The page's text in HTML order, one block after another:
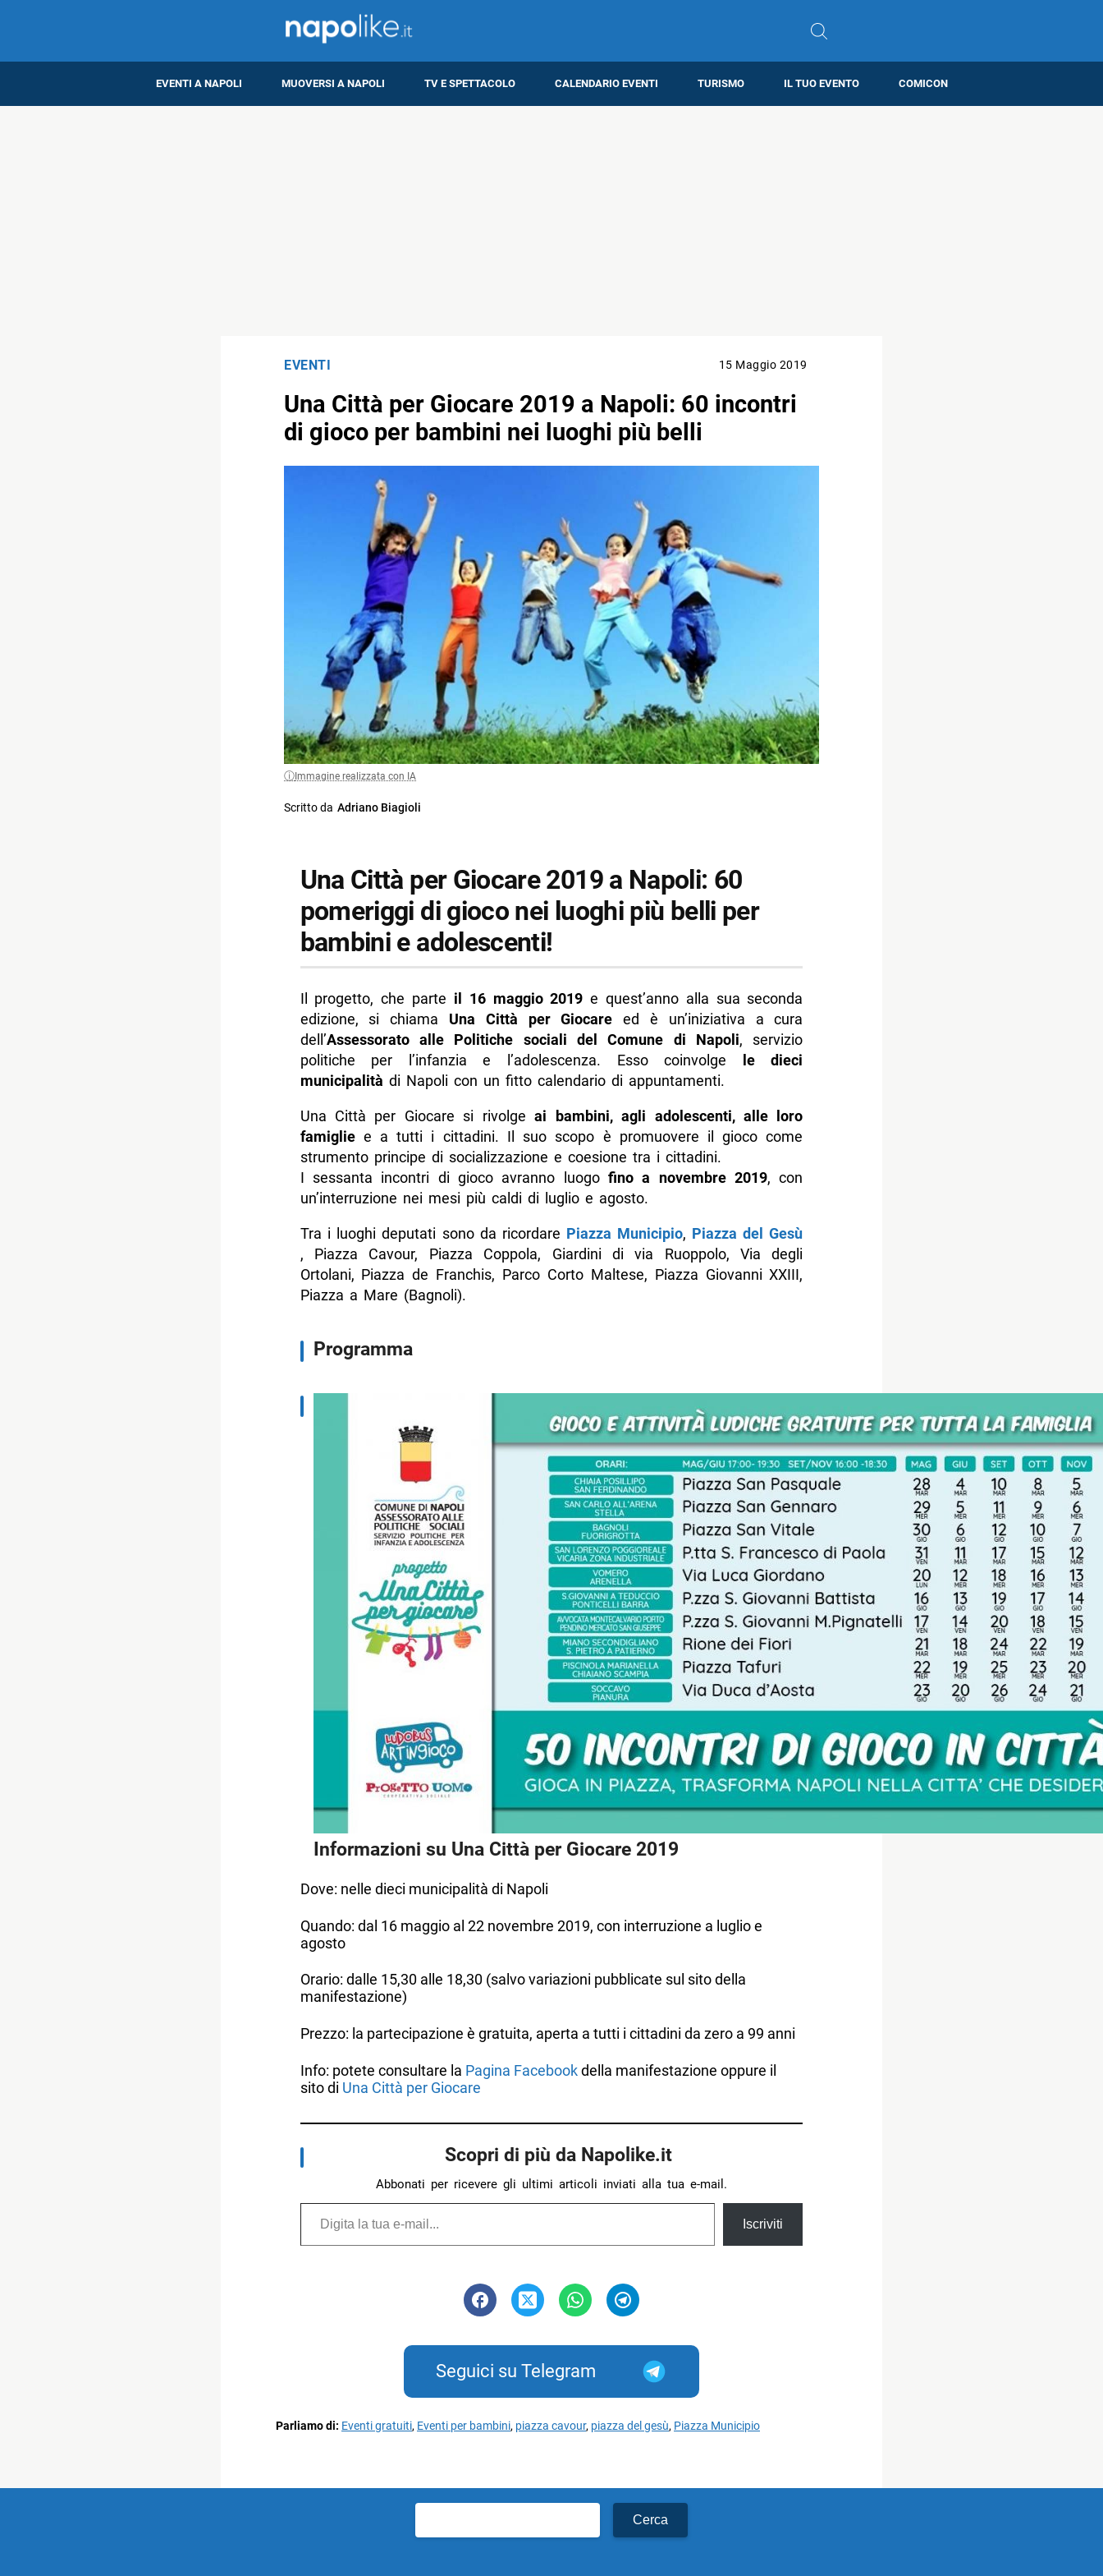
EVENTI A NAPOLI MUOVERSI A NAPOLI TV E SPETTACOLO CALENDARIO EVENTI TURISMO IL TUO EVENTO COMICON
EVENTI 15 Maggio 2019
Una Città per Giocare 2019 a Napoli: 60 incontri
di gioco per bambini nei luoghi più belli
Immagine realizzata con IA
Scritto da Adriano Biagioli
Una Città per Giocare 2019 a Napoli: 60
pomeriggi di gioco nei luoghi più belli per
bambini e adolescenti!
Il progetto, che parte il 16 maggio 2019 e quest’anno alla sua seconda
edizione, si chiama Una Città per Giocare ed è un’iniziativa a cura
dell’Assessorato alle Politiche sociali del Comune di Napoli, servizio
politiche per l’infanzia e l’adolescenza. Esso coinvolge le dieci
municipalità di Napoli con un fitto calendario di appuntamenti.
Una Città per Giocare si rivolgeai bambini, agli adolescenti, alle loro
famigliee a tutti i cittadini. Il suo scopo è promuovere il gioco come
strumento principe di socializzazione e coesione tra i cittadini.
I sessanta incontri di gioco avranno luogofino a novembre 2019, con
un’interruzione nei mesi più caldi di luglio e agosto.
Tra i luoghi deputati sono da ricordare Piazza Municipio, Piazza del Gesù
, Piazza Cavour, Piazza Coppola, Giardini di via Ruoppolo, Via degli
Ortolani, Piazza de Franchis, Parco Corto Maltese, Piazza Giovanni XXIII,
Piazza a Mare (Bagnoli).
Programma
Informazioni su Una Città per Giocare 2019
Dove: nelle dieci municipalità di Napoli
Quando: dal 16 maggio al 22 novembre 2019, con interruzione a luglio e
agosto
Orario: dalle 15,30 alle 18,30 (salvo variazioni pubblicate sul sito della
manifestazione)
Prezzo: la partecipazione è gratuita, aperta a tutti i cittadini da zero a 99 anni
Info: potete consultare la Pagina Facebookdella manifestazione oppure il
sito di Una Città per Giocare
Scopri di più da Napolike.it
Abbonati per ricevere gli ultimi articoli inviati alla tua e-mail.
Digita la tua e-mail...
Iscriviti
Seguici su Telegram
Parliamo di: Eventi gratuiti, Eventi per bambini, piazza cavour, piazza del gesù, Piazza Municipio
per: